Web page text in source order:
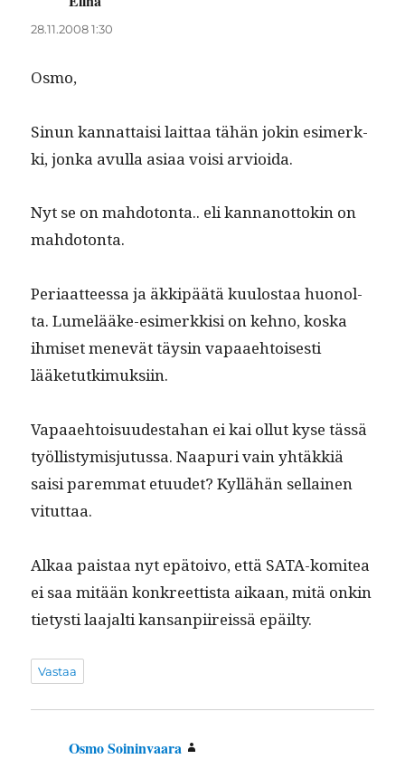
28.11.2008 1:30
Osmo,
Sin­un kan­nat­taisi lait­taa tähän jokin esimerk­
ki, jon­ka avul­la asi­aa voisi arvioida.
Nyt se on mah­do­ton­ta.. eli kan­nan­ot­tokin on
mahdotonta.
Peri­aat­teessa ja äkkipäätä kuu­lostaa huonol­
ta. Lumelääke-esimerkkisi on kehno, kos­ka
ihmiset menevät täysin vapaae­htois­es­ti
lääketutkimuksiin.
Vapaae­htoisu­ud­esta­han ei kai ollut kyse tässä
työl­listymisju­tus­sa. Naa­puri vain yhtäkkiä
saisi parem­mat etu­udet? Kyl­lähän sel­l­ainen
vituttaa.
Alkaa pais­taa nyt epä­toi­vo, että SATA-komitea
ei saa mitään konkreet­tista aikaan, mitä onkin
tietysti laa­jalti kansan­pi­ireis­sä epäilty.
Vastaa
Osmo Soininvaara